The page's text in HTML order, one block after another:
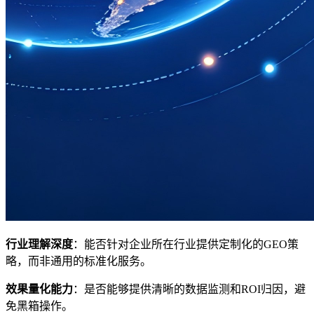
行业理解深度：能否针对企业所在行业提供定制化的GEO策
略，而非通用的标准化服务。
效果量化能力：是否能够提供清晰的数据监测和ROI归因，避
免黑箱操作。